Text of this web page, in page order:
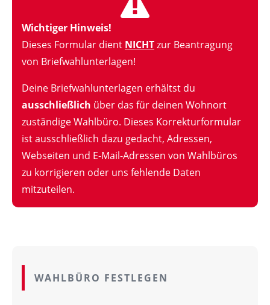
Wichtiger Hinweis!
Dieses Formular dient NICHTzur Beantragung
von Briefwahlunterlagen!
Deine Briefwahlunterlagen erhältst du
ausschließlich über das für deinen Wohnort
zuständige Wahlbüro. Dieses Korrekturformular
ist ausschließlich dazu gedacht, Adressen,
Webseiten und E-Mail-Adressen von Wahlbüros
zu korrigieren oder uns fehlende Daten
mitzuteilen.
WAHLBÜRO FESTLEGEN